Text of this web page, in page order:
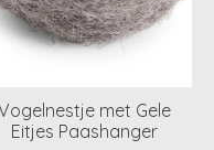
met Gele
Eitjes Paashanger